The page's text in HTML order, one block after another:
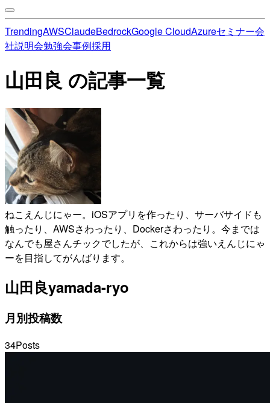
TrendingAWSClaudeBedrockGoogle CloudAzureセミナー会
社説明会勉強会事例採用
山田良 の記事一覧
ねこえんじにゃー。iOSアプリを作ったり、サーバサイドも
触ったり、AWSさわったり、Dockerさわったり。今までは
なんでも屋さんチックでしたが、これからは強いえんじにゃ
ーを目指してがんばります。
山田良yamada-ryo
月別投稿数
34Posts